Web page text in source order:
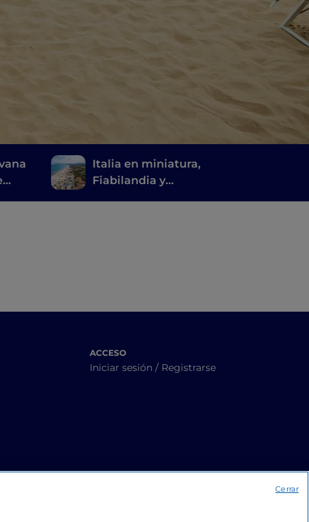
Italia en miniatura,
Fiabilandia y
ACCESO
Iniciar sesión / Registrarse
Cerrar